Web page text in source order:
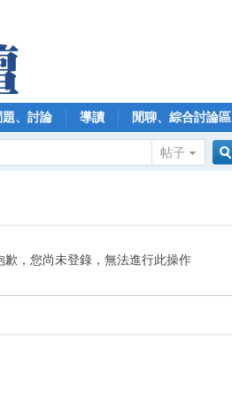
、討論 導讀 閒聊、綜合討論區
帖子
歉，您尚未登錄，無法進行此操作